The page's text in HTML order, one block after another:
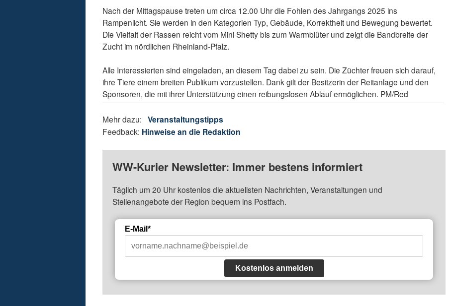
Nach der Mittagspause treten um circa 12.00 Uhr die Fohlen des Jahrgangs 2025 ins
Rampenlicht. Sie werden in den Kategorien Typ, Gebäude, Korrektheit und Bewegung bewertet.
Die Vielfalt der Rassen reicht vom Mini Shetty bis zum Warmblüter und zeigt die Bandbreite der
Zucht im nördlichen Rheinland-Pfalz.
Alle Interessierten sind eingeladen, an diesem Tag dabei zu sein. Die Züchter freuen sich darauf,
ihre Tiere einem breiten Publikum vorzustellen. Dank gilt der Besitzerin der Reitanlage und den
Sponsoren, die mit ihrer Unterstützung einen reibungslosen Ablauf ermöglichen. PM/Red
Mehr dazu:Veranstaltungstipps
Feedback: Hinweise an die Redaktion
WW-Kurier Newsletter: Immer bestens informiert
Täglich um 20 Uhr kostenlos die aktuellsten Nachrichten, Veranstaltungen und
Stellenangebote der Region bequem ins Postfach.
E-Mail*
Kostenlos anmelden